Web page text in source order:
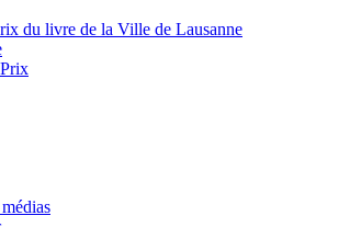
du livre de la Ville de Lausanne